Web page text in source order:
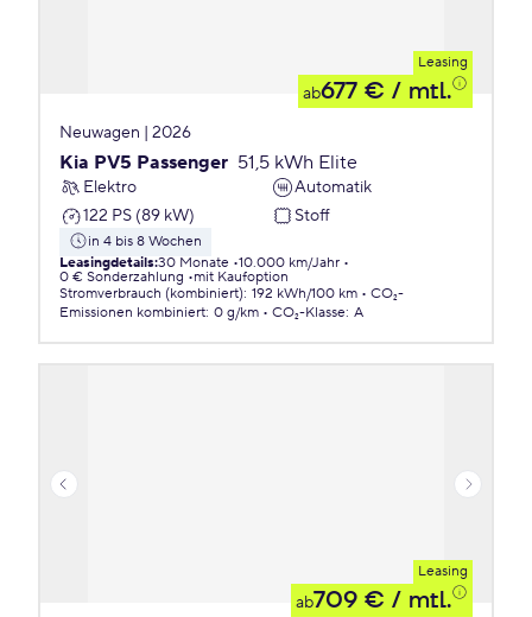
Leasing
ab677 € / mtl.
Neuwagen | 2026
Kia PV5 Passenger 51,5 kWh Elite
Elektro
Automatik
122 PS (89 kW)
Stoff
in 4 bis 8 Wochen
Leasingdetails:30 Monate 10.000 km/Jahr
0 € Sonderzahlung
mit Kaufoption
Stromverbrauch (kombiniert): 192 kWh/100 km
CO₂-
Emissionen kombiniert: 0 g/km CO₂-Klasse: A
Leasing
ab709 € / mtl.